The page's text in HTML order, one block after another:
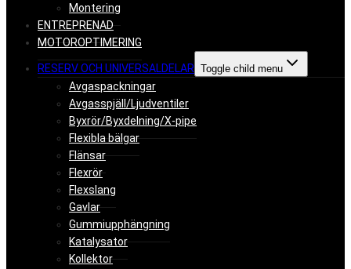
Montering
ENTREPRENAD
MOTOROPTIMERING
RESERV OCH UNIVERSALDELAR Toggle child menu
Avgaspackningar
Avgasspjäll/Ljudventiler
Byxrör/Byxdelning/X-pipe
Flexibla bälgar
Flänsar
Flexrör
Flexslang
Gavlar
Gummiupphängning
Katalysator
Kollektor